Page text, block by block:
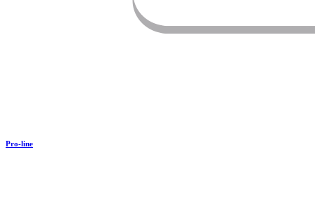
Pro-line